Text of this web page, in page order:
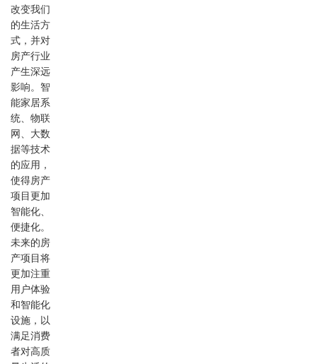
改变我们
的生活方
式，并对
房产行业
产生深远
影响。智
能家居系
统、物联
网、大数
据等技术
的应用，
使得房产
项目更加
智能化、
便捷化。
未来的房
产项目将
更加注重
用户体验
和智能化
设施，以
满足消费
者对高质